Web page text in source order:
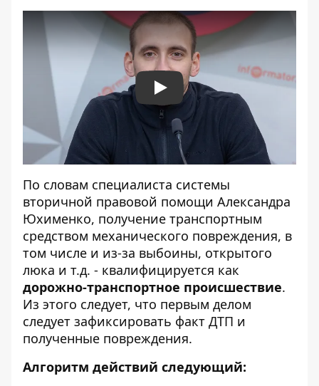
Play
По словам специалиста системы
вторичной правовой помощи Александра
Юхименко, получение транспортным
средством механического повреждения, в
том числе и из-за выбоины, открытого
люка и т.д. - квалифицируется как
дорожно-транспортное происшествие.
Из этого следует, что первым делом
следует зафиксировать факт ДТП и
полученные повреждения.
Алгоритм действий следующий: